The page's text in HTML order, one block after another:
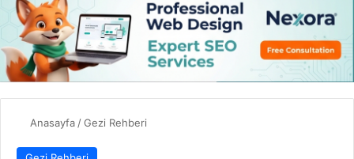
Anasayfa/Gezi Rehberi